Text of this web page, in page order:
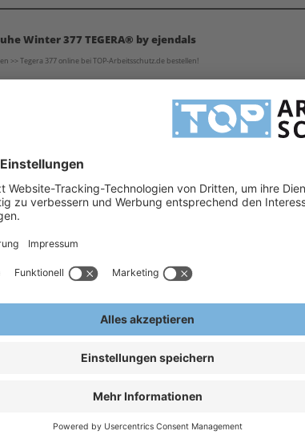
Winter 377 TEGERA® by ejendals
>> Tegera 377 online bei TOP-Arbeitsschutz.de bestellen!
kuschelige Fleece-Futter Ihre Hände bei Arbeiten in kalter Umgebung. Tegera 377 ist ein
Vielfalt der Handschuhe überzeugen.Haben Sie zu diesem oder anderen
Winter